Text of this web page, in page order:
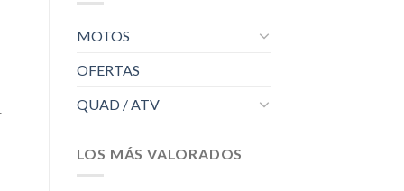
MOTOS
OFERTAS
QUAD / ATV
LOS MÁS VALORADOS